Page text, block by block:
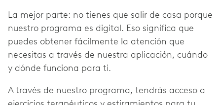
La mejor parte: no tienes que salir de casa porque
nuestro programa es digital. Eso significa que
puedes obtener fácilmente la atención que
necesitas a través de nuestra aplicación, cuándo
y dónde funciona para ti.
A través de nuestro programa, tendrás acceso a